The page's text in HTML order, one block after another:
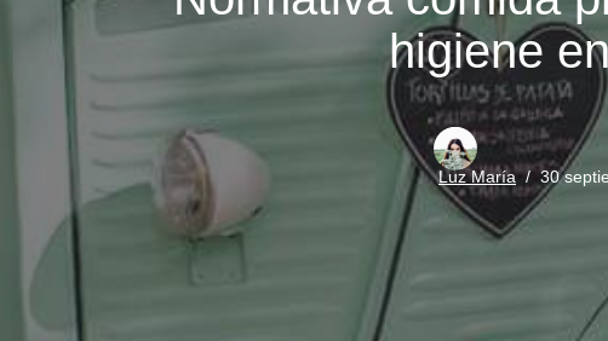
higiene
Luz María 30